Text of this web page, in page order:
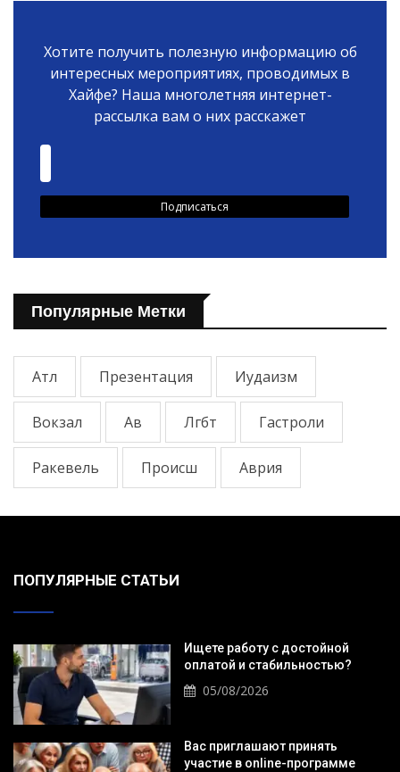
Хотите получить полезную информацию об
интересных мероприятиях, проводимых в
Хайфе? Наша многолетняя интернет-
рассылка вам о них расскажет
Популярные Метки
Атл Презентация Иудаизм
Вокзал Ав Лгбт Гастроли
Ракевель Происш Аврия
ПОПУЛЯРНЫЕ СТАТЬИ
Ищете работу с достойной
оплатой и стабильностью?
05/08/2026
Вас приглашают принять
участие в online-программе